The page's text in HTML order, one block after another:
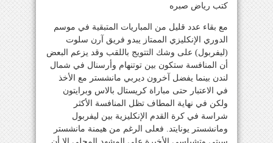
كتب رياض صبره
مع بقاء عدد قليل من المباريات المتبقية في موسم
الدوري الإنكليزي الممتاز يبدو فريق آرن سلوت
(ليفربول) على وشك التتويج باللقب وقد يزعم البعض
أن المنافسة ستكون بين توتنهام وأرسنال في شمال
لندن بينما يفضل آخرون ديربي مانشستر مع الأخذ
في الاعتبار حتى مباراة كريستال بالاس وبرايتون
ولكن في نهاية المطاف تظل المنافسة الأكثر
شراسة في كرة القدم الإنكليزية بين ليفربول
ومانشستر يونايتد. فعلى الرغم من هيمنة مانشستر